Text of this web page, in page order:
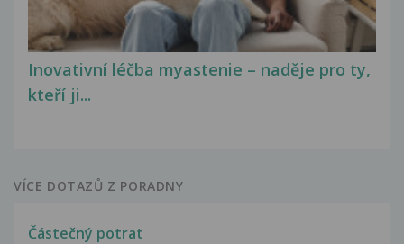
Inovativní léčba myastenie – naděje pro ty,
kteří ji...
VÍCE DOTAZŮ Z PORADNY
Částečný potrat